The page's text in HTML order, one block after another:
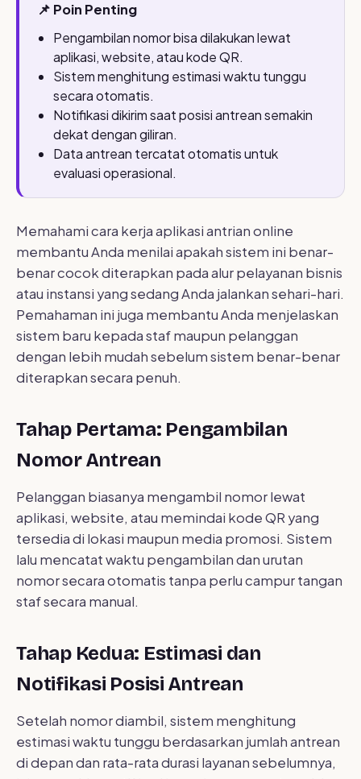
📌 Poin Penting
Pengambilan nomor bisa dilakukan lewat
aplikasi, website, atau kode QR.
Sistem menghitung estimasi waktu tunggu
secara otomatis.
Notifikasi dikirim saat posisi antrean semakin
dekat dengan giliran.
Data antrean tercatat otomatis untuk
evaluasi operasional.
Memahami cara kerja aplikasi antrian online
membantu Anda menilai apakah sistem ini benar-
benar cocok diterapkan pada alur pelayanan bisnis
atau instansi yang sedang Anda jalankan sehari-hari.
Pemahaman ini juga membantu Anda menjelaskan
sistem baru kepada staf maupun pelanggan
dengan lebih mudah sebelum sistem benar-benar
diterapkan secara penuh.
Tahap Pertama: Pengambilan
Nomor Antrean
Pelanggan biasanya mengambil nomor lewat
aplikasi, website, atau memindai kode QR yang
tersedia di lokasi maupun media promosi. Sistem
lalu mencatat waktu pengambilan dan urutan
nomor secara otomatis tanpa perlu campur tangan
staf secara manual.
Tahap Kedua: Estimasi dan
Notifikasi Posisi Antrean
Setelah nomor diambil, sistem menghitung
estimasi waktu tunggu berdasarkan jumlah antrean
di depan dan rata-rata durasi layanan sebelumnya,